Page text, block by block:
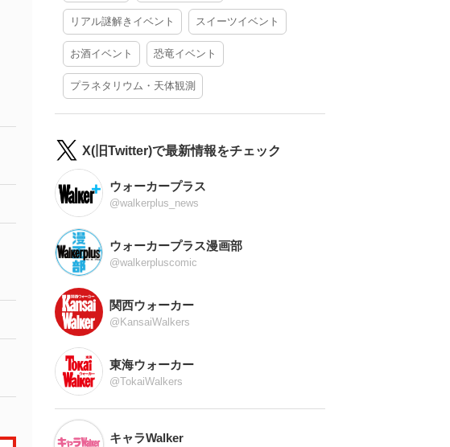
リアル謎解きイベント スイーツイベント
お酒イベント 恐竜イベント
プラネタリウム・天体観測
X(旧Twitter)で最新情報をチェック
ウォーカープラス
@walkerplus_news
ウォーカープラス漫画部
@walkerpluscomic
関西ウォーカー
@KansaiWalkers
東海ウォーカー
@TokaiWalkers
キャラWalker